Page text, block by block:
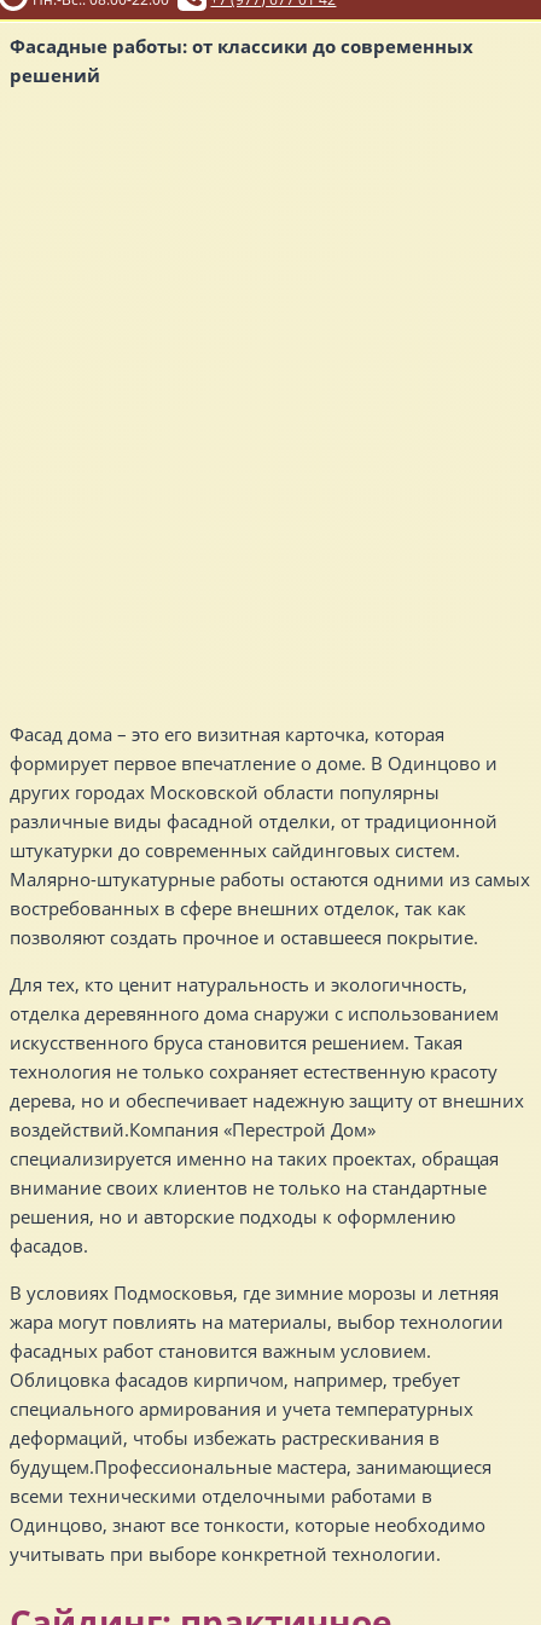
Фасадные работы: от классики до современных
решений
Фасад дома – это его визитная карточка, которая
формирует первое впечатление о доме. В Одинцово и
других городах Московской области популярны
различные виды фасадной отделки, от традиционной
штукатурки до современных сайдинговых систем.
Малярно-штукатурные работы остаются одними из самых
востребованных в сфере внешних отделок, так как
позволяют создать прочное и оставшееся покрытие.
Для тех, кто ценит натуральность и экологичность,
отделка деревянного дома снаружи с использованием
искусственного бруса становится решением. Такая
технология не только сохраняет естественную красоту
дерева, но и обеспечивает надежную защиту от внешних
воздействий.Компания «Перестрой Дом»
специализируется именно на таких проектах, обращая
внимание своих клиентов не только на стандартные
решения, но и авторские подходы к оформлению
фасадов.
В условиях Подмосковья, где зимние морозы и летняя
жара могут повлиять на материалы, выбор технологии
фасадных работ становится важным условием.
Облицовка фасадов кирпичом, например, требует
специального армирования и учета температурных
деформаций, чтобы избежать растрескивания в
будущем.Профессиональные мастера, занимающиеся
всеми техническими отделочными работами в
Одинцово, знают все тонкости, которые необходимо
учитывать при выборе конкретной технологии.